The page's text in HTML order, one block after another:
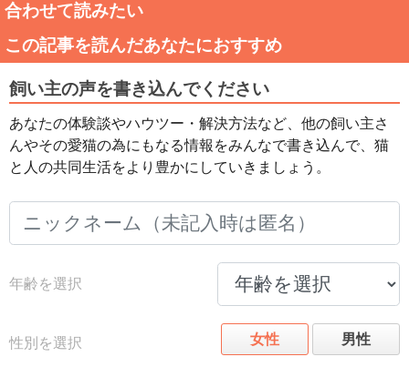
合わせて読みたい
この記事を読んだあなたにおすすめ
飼い主の声を書き込んでください
あなたの体験談やハウツー・解決方法など、他の飼い主さ
んやその愛猫の為にもなる情報をみんなで書き込んで、猫
と人の共同生活をより豊かにしていきましょう。
年齢を選択
性別を選択 女性 男性